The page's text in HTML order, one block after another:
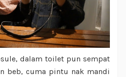
dalam toilet pun sempat
beb, cuma pintu nak mandi